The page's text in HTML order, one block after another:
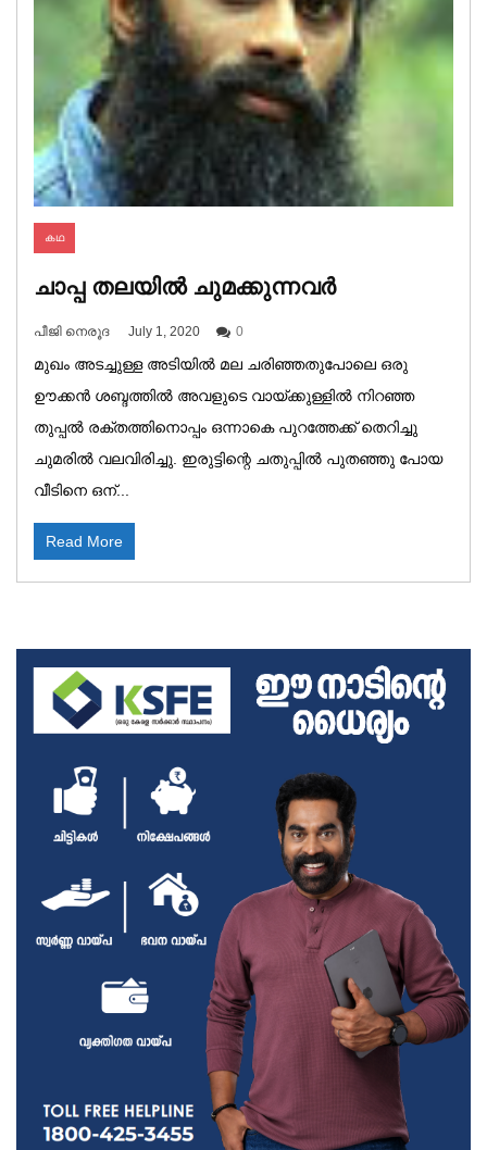
കഥ
ചാപ്പ തലയിൽ ചുമക്കുന്നവർ
പീജി നെരൂദ July 1, 2020 0
മുഖം അടച്ചുള്ള അടിയിൽ മല ചരിഞ്ഞതുപോലെ ഒരു
ഊക്കൻ ശബ്ദത്തിൽ അവളുടെ വായ്ക്കുള്ളിൽ നിറഞ്ഞ
തുപ്പൽ രക്തത്തിനൊപ്പം ഒന്നാകെ പുറത്തേക്ക് തെറിച്ചു
ചുമരിൽ വലവിരിച്ചു. ഇരുട്ടിന്റെ ചതുപ്പിൽ പുതഞ്ഞു പോയ
വീടിനെ ഒന്...
Read More